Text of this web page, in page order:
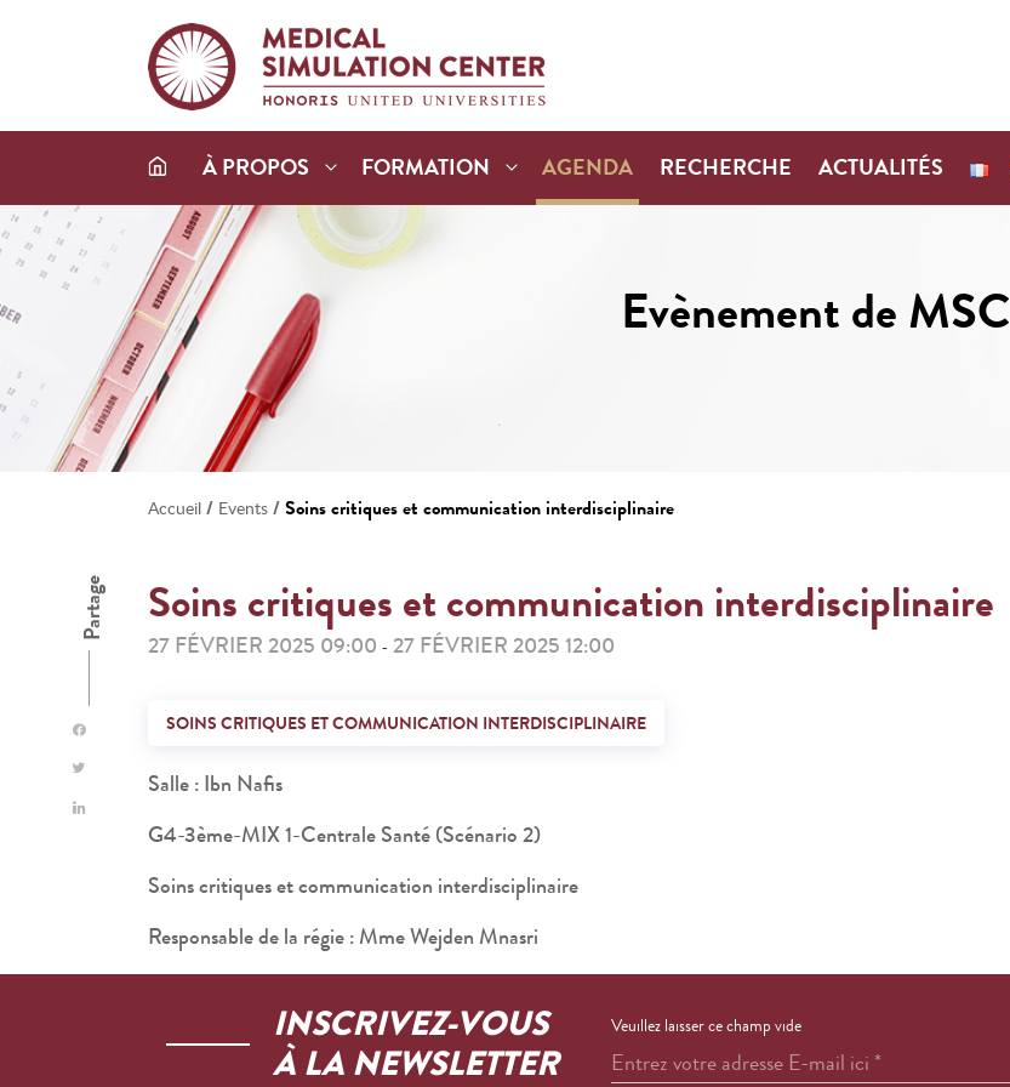
À PROPOS FORMATION AGENDA RECHERCHE ACTUALITÉS
Evènement de MSC
Accueil / Events /Soins critiques et communication interdisciplinaire
Partage Soins critiques et communication interdisciplinaire
27 FÉVRIER 2025 09:00 - 27 FÉVRIER 2025 12:00
SOINS CRITIQUES ET COMMUNICATION INTERDISCIPLINAIRE
Salle : Ibn Nafis
G4-3ème-MIX 1-Centrale Santé (Scénario 2)
Soins critiques et communication interdisciplinaire
Responsable de la régie : Mme Wejden Mnasri
INSCRIVEZ-VOUS
À LA NEWSLETTER
Veuillez laisser ce champ vide
Entrez votre adresse E-mail ici*